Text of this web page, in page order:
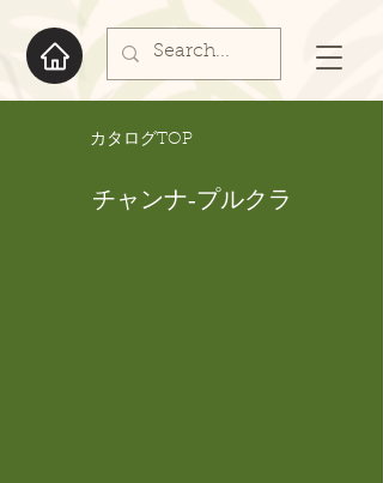
​カタログTOP
チャンナ-プルクラ